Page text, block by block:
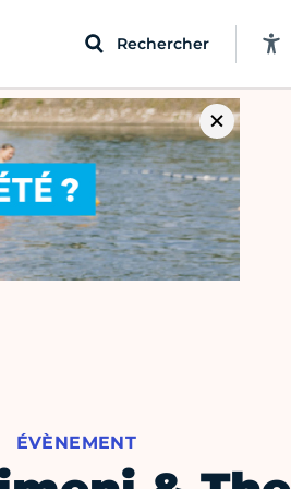
Rechercher
ÉVÈNEMENT